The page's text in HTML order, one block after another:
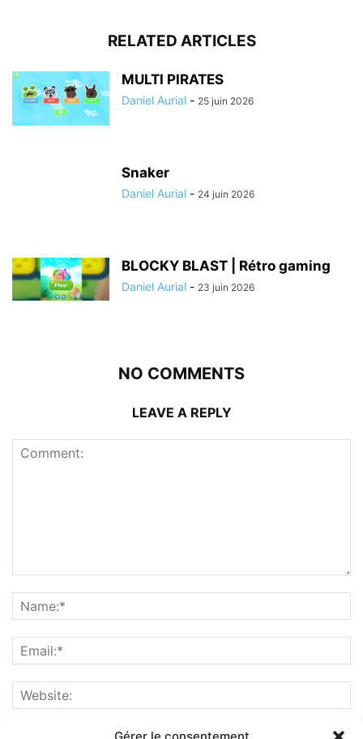
RELATED ARTICLES
MULTI PIRATES
Daniel Aurial - 25 juin 2026
Snaker
Daniel Aurial - 24 juin 2026
BLOCKY BLAST | Rétro gaming
Daniel Aurial - 23 juin 2026
NO COMMENTS
LEAVE A REPLY